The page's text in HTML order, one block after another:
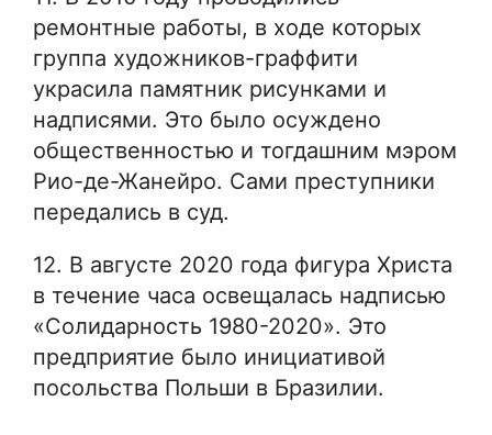
ремонтные работы, в ходе которых
группа художников-граффити
украсила памятник рисунками и
надписями. Это было осуждено
общественностью и тогдашним мэром
Рио-де-Жанейро. Сами преступники
передались в суд.
12. В августе 2020 года фигура Христа
в течение часа освещалась надписью
«Солидарность 1980-2020». Это
предприятие было инициативой
посольства Польши в Бразилии.